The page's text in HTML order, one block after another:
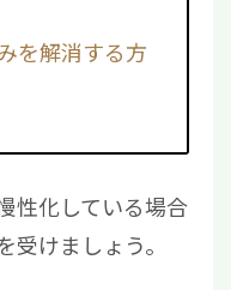
を解消する方
性化している場合
けましょう。